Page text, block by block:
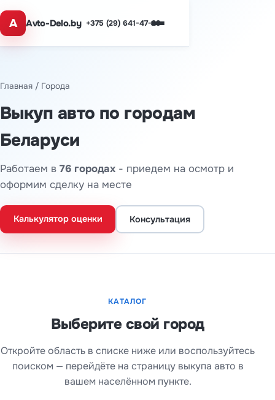
A Avto-Delo.by +375 (29) 641-47-29
Главная / Города
Выкуп авто по городам
Беларуси
Работаем в 76 городах - приедем на осмотр и
оформим сделку на месте
Калькулятор оценки Консультация
КАТАЛОГ
Выберите свой город
Откройте область в списке ниже или воспользуйтесь
поиском — перейдёте на страницу выкупа авто в
вашем населённом пункте.